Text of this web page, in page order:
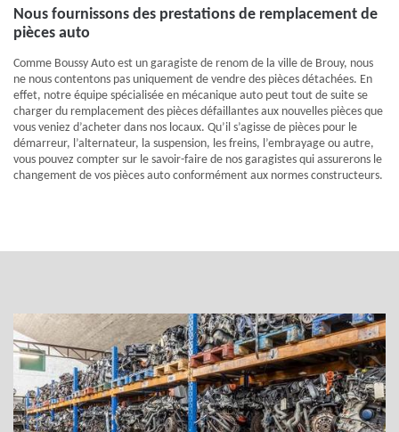
Nous fournissons des prestations de remplacement de
pièces auto
Comme Boussy Auto est un garagiste de renom de la ville de Brouy, nous
ne nous contentons pas uniquement de vendre des pièces détachées. En
effet, notre équipe spécialisée en mécanique auto peut tout de suite se
charger du remplacement des pièces défaillantes aux nouvelles pièces que
vous veniez d’acheter dans nos locaux. Qu’il s’agisse de pièces pour le
démarreur, l’alternateur, la suspension, les freins, l’embrayage ou autre,
vous pouvez compter sur le savoir-faire de nos garagistes qui assurerons le
changement de vos pièces auto conformément aux normes constructeurs.